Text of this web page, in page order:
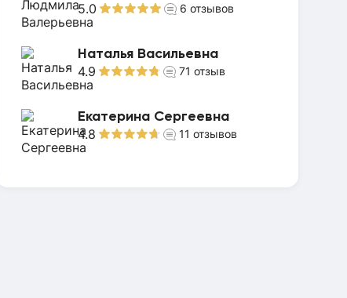
5.0 6 отзывов
Наталья Васильевна
4.9 71 отзыв
Екатерина Сергеевна
4.8 11 отзывов